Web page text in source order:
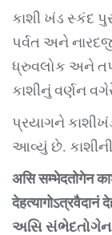
કાશી ખંડ સ્કંદ
પર્વત અને
ધ્રુવલોક અને
કાશીનું વર્ણન
પ્રયાગને
આવ્યું છે. કાશીની
असि सम्भेदतोगेन
देहत्यागोऽत्रवैदानं
અસિ સંભેદતોગેન